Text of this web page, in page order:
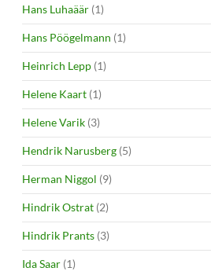
Hans Luhaäär (1)
Hans Pöögelmann (1)
Heinrich Lepp (1)
Helene Kaart (1)
Helene Varik (3)
Hendrik Narusberg (5)
Herman Niggol (9)
Hindrik Ostrat (2)
Hindrik Prants (3)
Ida Saar (1)